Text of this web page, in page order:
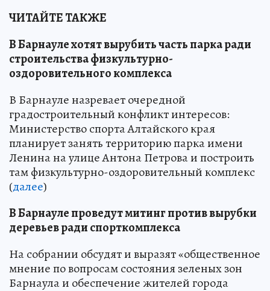
ЧИТАЙТЕ ТАКЖЕ
В Барнауле хотят вырубить часть парка ради
строительства физкультурно-
оздоровительного комплекса
В Барнауле назревает очередной
градостроительный конфликт интересов:
Министерство спорта Алтайского края
планирует занять территорию парка имени
Ленина на улице Антона Петрова и построить
там физкультурно-оздоровительный комплекс
(далее)
В Барнауле проведут митинг против вырубки
деревьев ради спорткомплекса
На собрании обсудят и выразят «общественное
мнение по вопросам состояния зеленых зон
Барнаула и обеспечение жителей города